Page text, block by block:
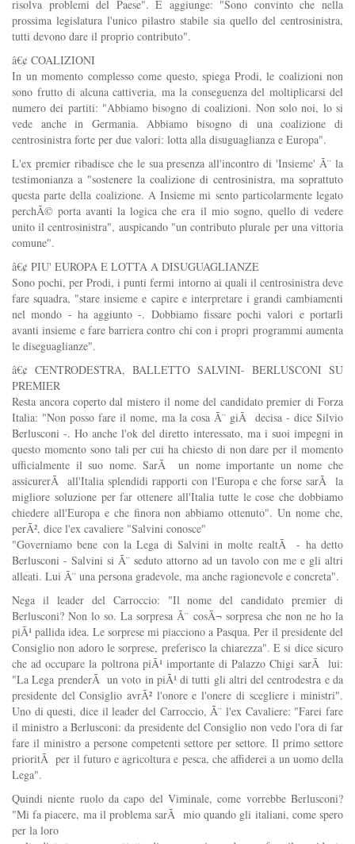
risolva problemi del Paese". E aggiunge: "Sono convinto che nella
prossima legislatura l'unico pilastro stabile sia quello del centrosinistra,
tutti devono dare il proprio contributo".
â€¢ COALIZIONI
In un momento complesso come questo, spiega Prodi, le coalizioni non
sono frutto di alcuna cattiveria, ma la conseguenza del moltiplicarsi del
numero dei partiti: "Abbiamo bisogno di coalizioni. Non solo noi, lo si
vede anche in Germania. Abbiamo bisogno di una coalizione di
centrosinistra forte per due valori: lotta alla disuguaglianza e Europa".
L'ex premier ribadisce che le sua presenza all'incontro di 'Insieme' Ã¨ la
testimonianza a "sostenere la coalizione di centrosinistra, ma soprattuto
questa parte della coalizione. A Insieme mi sento particolarmente legato
perchÃ© porta avanti la logica che era il mio sogno, quello di vedere
unito il centrosinistra", auspicando "un contributo plurale per una vittoria
comune".
â€¢ PIU' EUROPA E LOTTA A DISUGUAGLIANZE
Sono pochi, per Prodi, i punti fermi intorno ai quali il centrosinistra deve
fare squadra, "stare insieme e capire e interpretare i grandi cambiamenti
nel mondo - ha aggiunto -. Dobbiamo fissare pochi valori e portarli
avanti insieme e fare barriera contro chi con i propri programmi aumenta
le diseguaglianze".
â€¢ CENTRODESTRA, BALLETTO SALVINI- BERLUSCONI SU
PREMIER
Resta ancora coperto dal mistero il nome del candidato premier di Forza
Italia: "Non posso fare il nome, ma la cosa Ã¨ giÃ decisa - dice Silvio
Berlusconi -. Ho anche l'ok del diretto interessato, ma i suoi impegni in
questo momento sono tali per cui ha chiesto di non dare per il momento
ufficialmente il suo nome. SarÃ un nome importante un nome che
assicurerÃ all'Italia splendidi rapporti con l'Europa e che forse sarÃ la
migliore soluzione per far ottenere all'Italia tutte le cose che dobbiamo
chiedere all'Europa e che finora non abbiamo ottenuto". Un nome che,
perÃ², dice l'ex cavaliere "Salvini conosce"
"Governiamo bene con la Lega di Salvini in molte realtÃ - ha detto
Berlusconi - Salvini si Ã¨ seduto attorno ad un tavolo con me e gli altri
alleati. Lui Ã¨ una persona gradevole, ma anche ragionevole e concreta".
Nega il leader del Carroccio: "Il nome del candidato premier di
Berlusconi? Non lo so. La sorpresa Ã¨ cosÃ¬ sorpresa che non ne ho la
piÃ¹ pallida idea. Le sorprese mi piacciono a Pasqua. Per il presidente del
Consiglio non adoro le sorprese, preferisco la chiarezza". E si dice sicuro
che ad occupare la poltrona piÃ¹ importante di Palazzo Chigi sarÃ lui:
"La Lega prenderÃ un voto in piÃ¹ di tutti gli altri del centrodestra e da
presidente del Consiglio avrÃ² l'onore e l'onere di scegliere i ministri".
Uno di questi, dice il leader del Carroccio, Ã¨ l'ex Cavaliere: "Farei fare
il ministro a Berlusconi: da presidente del Consiglio non vedo l'ora di far
fare il ministro a persone competenti settore per settore. Il primo settore
prioritÃ per il futuro e agricoltura e pesca, che affiderei a un uomo della
Lega".
Quindi niente ruolo da capo del Viminale, come vorrebbe Berlusconi?
"Mi fa piacere, ma il problema sarÃ mio quando gli italiani, come spero
per la loro